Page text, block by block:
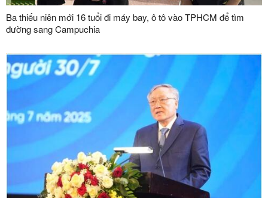
Ba thiếu niên mới 16 tuổi đi máy bay, ô tô vào TPHCM để tìm
đường sang Campuchia